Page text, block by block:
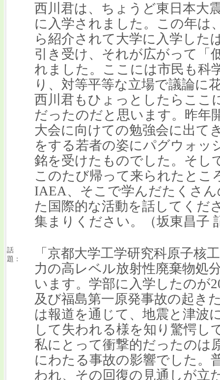
西川君は、ちょうど東日本大
に入学されました。この年は
ら紹介されて大学に入学した
引き受け、それが広がって「
れました。ここには市民も科
り、対等平等な立場で議論に
西川君もひょっとしたらここ
だったのだと思います。昨年
大会に向けての勉強会に出て
をする若者の姿にパグウォッ
銘を受けたものでした。そし
このたび帰って来られたとこ
IAEA、そこで学んだたくさ
た国際的な活動を話してくだ
集まりください。（坂東昌子
話
題：
「京都大学工学研究科原子核
力の高レベル放射性廃棄物処
います。学部に入学したのが
及び福島第一原発事故の起き
は報道を通じて、地震と津波
して失われる様を知り驚愕し
私にとって衝撃的だったのは
にわたる事故の影響でした。
われ、その回復の見通しが立